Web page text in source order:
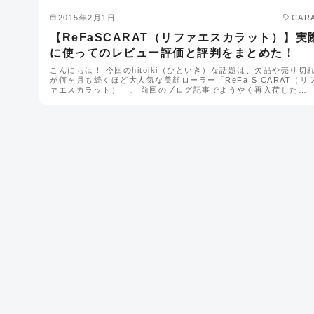
2015年2月1日
【ReFaSCARAT（リファエスカラット）】実
に使ってのレビュー評価と評判をまとめた！
こんにちは！ 今回のhitoiki（ひといき）な話題は、欠品や売り切れ
が何ヶ月も続くほど大人気な美顔ローラー「ReFa S CARAT（リ
ァエスカラット）」。 前回のブログ記事でようやく再入荷した…